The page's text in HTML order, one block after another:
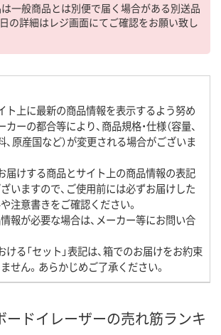
一般商品とは別便で届く場合がある別送品
の詳細はレジ画面にてご確認をお願い致し
ト上に最新の商品情報を表示するよう努め
ーの都合等により、商品規格・仕様（容量、
、原産国など）が変更される場合がございま
届けする商品とサイト上の商品情報の表記
いますので、ご使用前には必ずお届けした
注意書きをご確認ください。
報が必要な場合は、メーカー等にお問い合
ける「セット」表記は、箱でのお届けをお約束
せん。あらかじめご了承ください。
ードイレーザーの売れ筋ランキ